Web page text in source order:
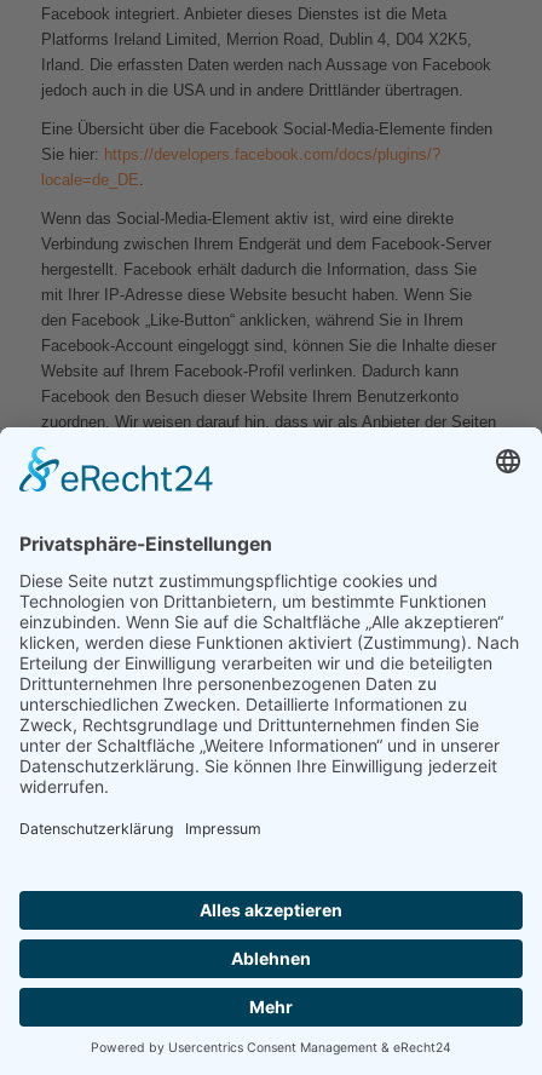
Facebook integriert. Anbieter dieses Dienstes ist die Meta
Platforms Ireland Limited, Merrion Road, Dublin 4, D04 X2K5,
Irland. Die erfassten Daten werden nach Aussage von Facebook
jedoch auch in die USA und in andere Drittländer übertragen.
Eine Übersicht über die Facebook Social-Media-Elemente finden
Sie hier: https://developers.facebook.com/docs/plugins/?
locale=de_DE.
Wenn das Social-Media-Element aktiv ist, wird eine direkte
Verbindung zwischen Ihrem Endgerät und dem Facebook-Server
hergestellt. Facebook erhält dadurch die Information, dass Sie
mit Ihrer IP-Adresse diese Website besucht haben. Wenn Sie
den Facebook „Like-Button“ anklicken, während Sie in Ihrem
Facebook-Account eingeloggt sind, können Sie die Inhalte dieser
Website auf Ihrem Facebook-Profil verlinken. Dadurch kann
Facebook den Besuch dieser Website Ihrem Benutzerkonto
zuordnen. Wir weisen darauf hin, dass wir als Anbieter der Seiten
keine Kenntnis vom Inhalt der übermittelten Daten sowie deren
Nutzung durch Facebook erhalten. Weitere Informationen hierzu
Einwilligung nach Art. 6 Abs. 1 lit. a DSGVO und § 25 Abs. 1
TDDDG. Die Einwilligung ist jederzeit widerrufbar.
Soweit mit Hilfe des hier beschriebenen Tools personenbezogene
Daten auf unserer Website erfasst und an Facebook
weitergeleitet werden, sind wir und die Meta Platforms Ireland
Limited, Merrion Road Dublin 4, Dublin, D04 X2K5, Irland
gemeinsam für diese Datenverarbeitung verantwortlich (Art. 26
DSGVO). Die gemeinsame Verantwortlichkeit beschränkt sich
Weitergabe an Facebook. Die nach der Weiterleitung erfolgende
wurden in einer Vereinbarung über gemeinsame Verarbeitung
festgehalten. Den Wortlaut der Vereinbarung finden Sie unter:
https://www.facebook.com/legal/controller_addendum
Vereinbarung sind wir für die Erteilung der
Datenschutzinformationen beim Einsatz des Facebook-Tools und
auf unserer Website verantwortlich. Für die Datensicherheit der